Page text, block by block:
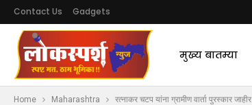
Contact Us Gadgets
मुख्य बातम्या
Home Maharashtra रत्नाकर चटप यांना ग्रामीण वार्ता पुरस्कार जाहीर